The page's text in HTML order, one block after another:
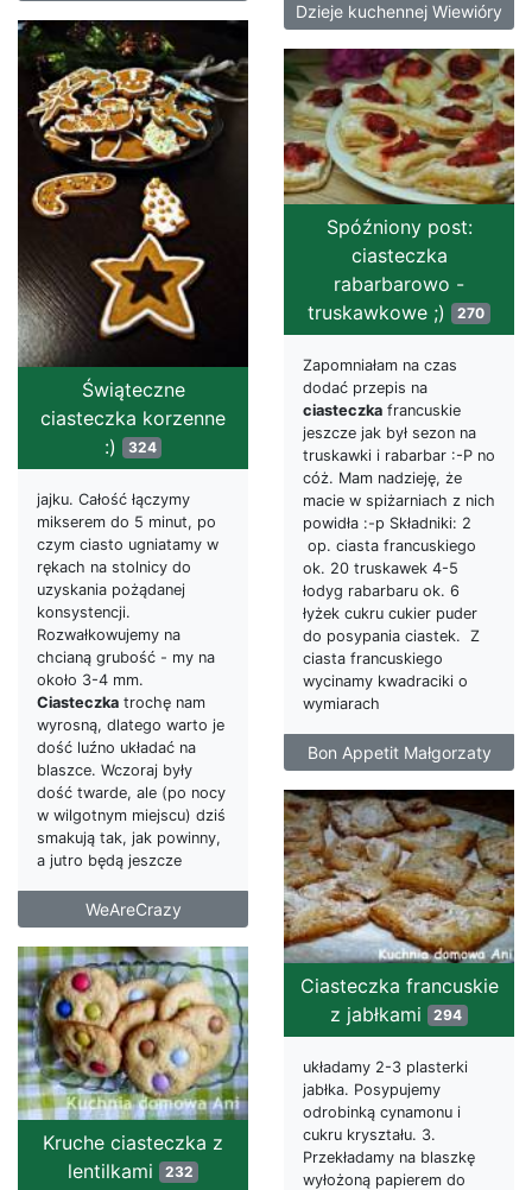
Dzieje kuchennej Wiewióry
Świąteczne
ciasteczka korzenne
:)
324
jajku. Całość łączymy
mikserem do 5 minut, po
czym ciasto ugniatamy w
rękach na stolnicy do
uzyskania pożądanej
konsystencji.
Rozwałkowujemy na
chcianą grubość - my na
około 3-4 mm.
Ciasteczka trochę nam
wyrosną, dlatego warto je
dość luźno układać na
blaszce. Wczoraj były
dość twarde, ale (po nocy
w wilgotnym miejscu) dziś
smakują tak, jak powinny,
a jutro będą jeszcze
WeAreCrazy
Spóźniony post:
ciasteczka
rabarbarowo -
truskawkowe ;) 270
Zapomniałam na czas
dodać przepis na
ciasteczka francuskie
jeszcze jak był sezon na
truskawki i rabarbar :-P no
cóż. Mam nadzieję, że
macie w spiżarniach z nich
powidła :-p Składniki: 2
op. ciasta francuskiego
ok. 20 truskawek 4-5
łodyg rabarbaru ok. 6
łyżek cukru cukier puder
do posypania ciastek. Z
ciasta francuskiego
wycinamy kwadraciki o
wymiarach
Bon Appetit Małgorzaty
Ciasteczka francuskie
z jabłkami 294
układamy 2-3 plasterki
jabłka. Posypujemy
odrobinką cynamonu i
cukru kryształu. 3.
Przekładamy na blaszkę
wyłożoną papierem do
Kruche ciasteczka z
lentilkami
232